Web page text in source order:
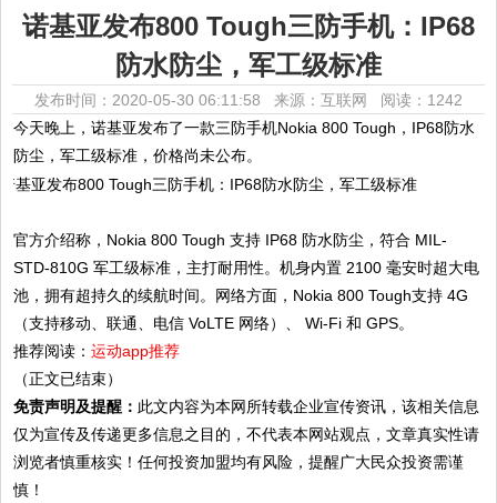
诺基亚发布800 Tough三防手机：IP68
防水防尘，军工级标准
发布时间：2020-05-30 06:11:58 来源：互联网 阅读：1242
今天晚上，诺基亚发布了一款三防手机Nokia 800 Tough，IP68防水
防尘，军工级标准，价格尚未公布。
官方介绍称，Nokia 800 Tough 支持 IP68 防水防尘，符合 MIL-
STD-810G 军工级标准，主打耐用性。机身内置 2100 毫安时超大电
池，拥有超持久的续航时间。网络方面，Nokia 800 Tough支持 4G
（支持移动、联通、电信 VoLTE 网络）、 Wi-Fi 和 GPS。
推荐阅读：运动app推荐
（正文已结束）
免责声明及提醒： 此文内容为本网所转载企业宣传资讯，该相关信息
仅为宣传及传递更多信息之目的，不代表本网站观点，文章真实性请
浏览者慎重核实！任何投资加盟均有风险，提醒广大民众投资需谨
慎！